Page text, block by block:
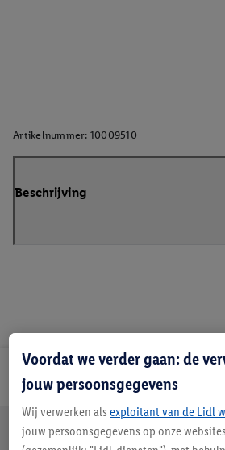
Artikelnummer: 10009510
Beschrijving
Jouw voordelen bij ons als Lidl
Gratis retourneren Veilig winkelen
Voordat we verder gaan: de
jouw persoonsgegevens
Wij verwerken als exploitant van de Lidl
jouw persoonsgegevens op onze